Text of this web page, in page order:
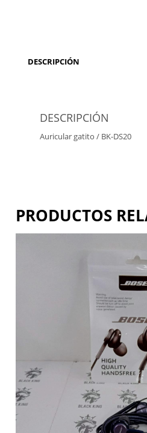
DESCRIPCIÓN
DESCRIPCIÓN
Auricular gatito / BK-DS20
PRODUCTOS